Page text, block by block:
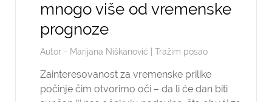
mnogo više od vremenske
prognoze
Autor - Marijana Niškanović Tražim posao
Zainteresovanost za vremenske prilike
počinje čim otvorimo oči – da li će dan biti